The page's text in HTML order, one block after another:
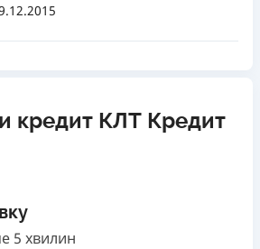
кредит КЛТ Кредит
5 хвилин